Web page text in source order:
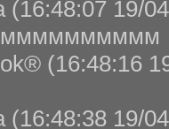
(16:48:07 19/
(16:48:16
(16:48:38 19/